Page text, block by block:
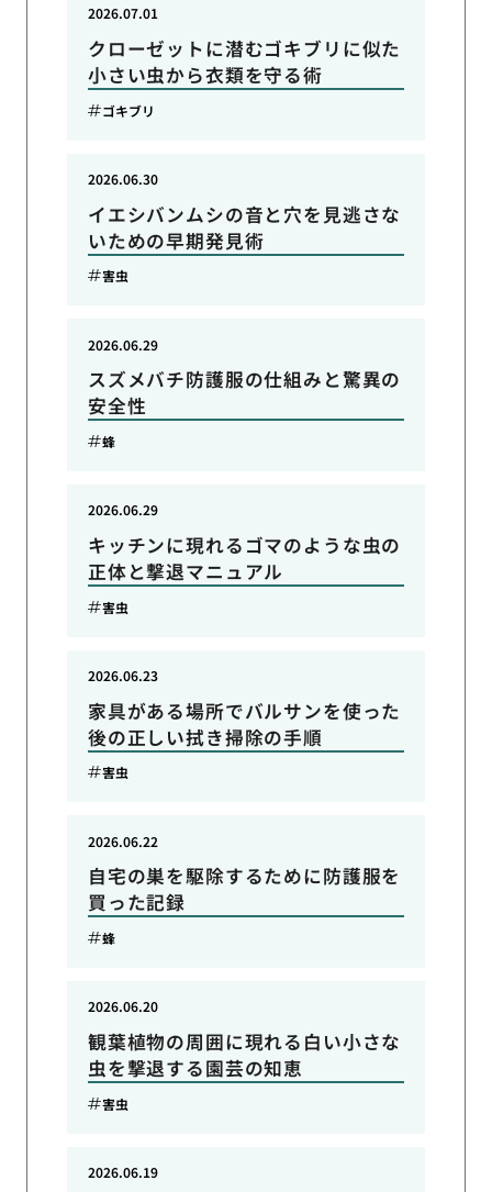
クローゼットに潜むゴキブリに似た
小さい虫から衣類を守る術
2026.07.01
ゴキブリ
イエシバンムシの音と穴を見逃さな
いための早期発見術
2026.06.30
害虫
スズメバチ防護服の仕組みと驚異の
安全性
2026.06.29
蜂
キッチンに現れるゴマのような虫の
正体と撃退マニュアル
2026.06.29
害虫
家具がある場所でバルサンを使った
後の正しい拭き掃除の手順
2026.06.23
害虫
自宅の巣を駆除するために防護服を
買った記録
2026.06.22
蜂
観葉植物の周囲に現れる白い小さな
虫を撃退する園芸の知恵
2026.06.20
害虫
2026.06.19